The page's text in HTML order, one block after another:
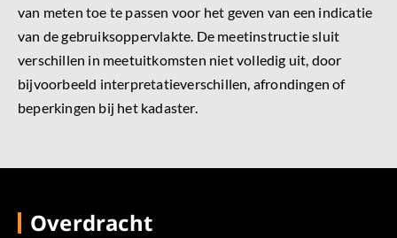
van meten toe te passen voor het geven van een indicatie
van de gebruiksoppervlakte. De meetinstructie sluit
verschillen in meetuitkomsten niet volledig uit, door
bijvoorbeeld interpretatieverschillen, afrondingen of
beperkingen bij het kadaster.
Overdracht